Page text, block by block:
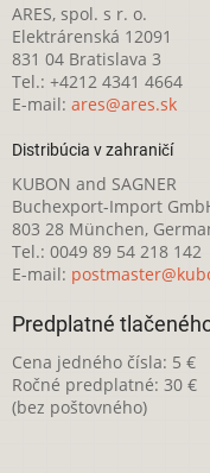
ARES, spol. s r. o.
Elektrárenská 12091
831 04 Bratislava 3
Tel.: +4212 4341 4664
E-mail: ares@ares.sk
Distribúcia v zahraničí
KUBON and SAGNER
Buchexport-Import
803 28 München,
Tel.: 0049 89 54 218 142
E-mail:
Predplatné
Cena jedného čísla: 5 €
Ročné predplatné: 30 €
(bez poštovného)